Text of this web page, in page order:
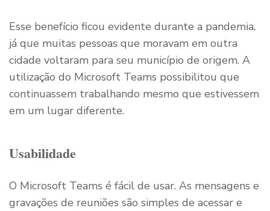
Esse benefício ficou evidente durante a pandemia,
já que muitas pessoas que moravam em outra
cidade voltaram para seu município de origem. A
utilização do Microsoft Teams possibilitou que
continuassem trabalhando mesmo que estivessem
em um lugar diferente.
Usabilidade
O Microsoft Teams é fácil de usar. As mensagens e
gravações de reuniões são simples de acessar e